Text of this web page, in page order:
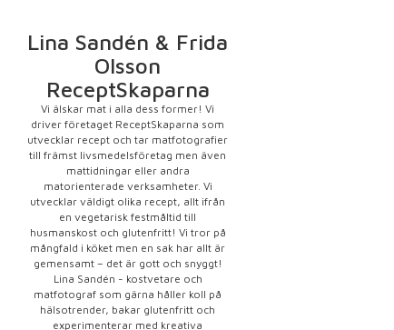
Lina Sandén & Frida
Olsson
ReceptSkaparna
Vi älskar mat i alla dess former! Vi
driver företaget ReceptSkaparna som
utvecklar recept och tar matfotografier
till främst livsmedelsföretag men även
mattidningar eller andra
matorienterade verksamheter. Vi
utvecklar väldigt olika recept, allt ifrån
en vegetarisk festmåltid till
husmanskost och glutenfritt! Vi tror på
mångfald i köket men en sak har allt är
gemensamt – det är gott och snyggt!
Lina Sandén - kostvetare och
matfotograf som gärna håller koll på
hälsotrender, bakar glutenfritt och
experimenterar med kreativa